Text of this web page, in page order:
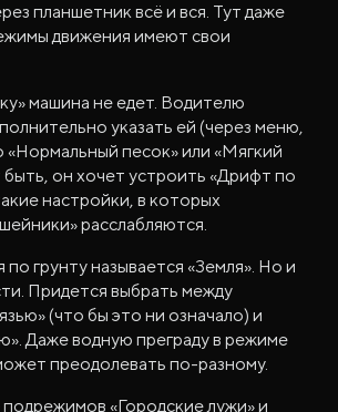
планшетник всё и вся. Тут даже
движения имеют свои
машина не едет. Водителю
указать ей (через меню,
«Нормальный песок» или «Мягкий
он хочет устроить «Дрифт по
настройки, в которых
расслабляются.
грунту называется «Земля». Но и
Придется выбрать между
(что бы это ни означало) и
Даже водную преграду в режиме
преодолевать по-разному.
«Городские лужи» и